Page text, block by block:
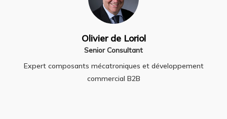
Olivier de Loriol
Senior Consultant
Expert composants mécatroniques et développement
commercial B2B